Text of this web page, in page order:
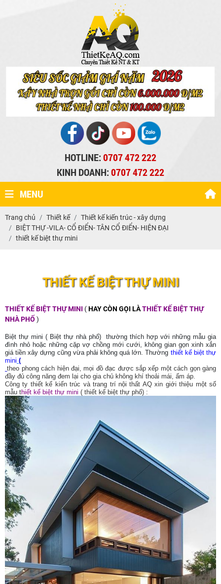
HOTLINE:0707 472 222
KINH DOANH:0707 472 222
MENU
Trang chủ Thiết kế
Thiết kế kiến trúc - xây dựng
BIỆT THỰ -VILA- CỔ ĐIỂN- TÂN CỔ ĐIỂN- HIỆN ĐẠI
thiết kế biệt thự mini
THIẾT KẾ BIỆT THỰ MINI
THIẾT KẾ BIỆT THỰ MINI (HAY CÒN GỌI LÀTHIẾT KẾ BIỆT THỰ
NHÀ PHỐ )
Biệt thự mini ( Biệt thự nhà phố) thường thích hợp với những mẫu gia
đình nhỏ hoặc những cặp vợ chồng mới cưới, không gian gọn xinh xắn
giá tiền xây dựng cũng vừa phải không quá lớn. Thường thiết kế biệt thự
mini (
theo phong cách hiện đại, mọi đồ đạc được sắp xếp một cách gọn gàng
đầy đủ công năng đem lại cho gia chủ không khí thoải mái, ấm áp.
Công ty thiết kế kiến trúc và trang trí nội thất AQ xin giới thiệu một số
mẫu thiết kế biệt thự mini ( thiết kế biệt thự phố) :